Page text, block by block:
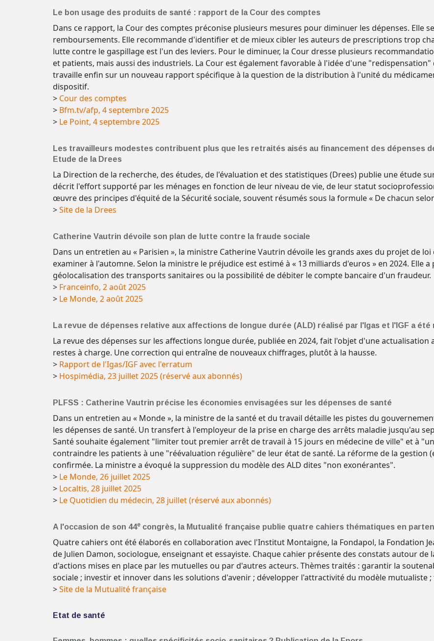
Le bon usage des produits de santé : rapport de la Cour des comptes
Dans ce rapport, la Cour des comptes préconise plusieurs mesures pour diminuer les dépenses. Elle
remboursements. Elle recommande d'identifier et de mieux cibler les auteurs de prescriptions trop
lutte contre le gaspillage est l'un des leviers. Pour le diminuer, la Cour dresse plusieurs
et patients, mais aussi des industriels. La Cour est également favorable à l'idée d'une
travaille enfin sur un nouveau rapport spécifique à la question de la distribution à l'unité du
dispositif.
> Cour des comptes
> Bfm.tv/afp, 4 septembre 2025
> Le Point, 4 septembre 2025
Les travailleurs modestes contribuent plus que les retraités aisés au financement des dépenses
Etude de la Drees
La Direction de la recherche, des études, de l'évaluation et des statistiques (Drees) publie une étude
décrit l'effort supporté par les ménages en fonction de leur niveau de vie, de leur statut
œuvre des principes d'équité de la Sécurité sociale, souvent résumés sous la formule « De chacun
>Site de la Drees
Catherine Vautrin dévoile son plan de lutte contre la fraude sociale
Dans un entretien au « Parisien », la ministre Catherine Vautrin dévoile les grands axes du projet de
examiner à l'automne. Selon la ministre le préjudice est estimé à « 13 milliards d'euros » en 2024. Elle
géolocalisation des transports sanitaires ou la possibilité de débiter le compte bancaire d'un fraudeur.
> Franceinfo, 2 août 2025
> Le Monde, 2 août 2025
La revue de dépenses relative aux affections de longue durée (ALD) réalisé par l'Igas et l'IGF a été
La revue des dépenses sur les affections longue durée, publiée en 2024, fait l'objet d'une actualisation
restes à charge. Une correction qui entraîne de nouveaux chiffrages, plutôt à la hausse.
> Rapport de l'Igas/IGF avec l'erratum
> Hospimédia, 23 juillet 2025 (réservé aux abonnés)
PLFSS : Catherine Vautrin précise les économies envisagées sur les dépenses de santé
Dans un entretien au « Monde », la ministre de la santé et du travail détaille les pistes du
les dépenses de santé. Un transfert à l'employeur de la prise en charge des arrêts maladie jusqu'au
Santé souhaite également "limiter tout premier arrêt de travail à 15 jours en médecine de ville" et à
contraindre les patients à une "réévaluation régulière" de leur état de santé. La réforme de la gestion
confirmée. La ministre a évoqué la suppression du modèle des ALD dites "non exonérantes".
> Le Monde, 26 juillet 2025
> Localtis, 28 juillet 2025
> Le Quotidien du médecin, 28 juillet (réservé aux abonnés)
A l'occasion de son 44e congrès, la Mutualité française publie quatre cahiers thématiques en
Quatre cahiers ont été élaborés en collaboration avec l'Institut Montaigne, la Fondapol, la Fondation
de Julien Damon, sociologue, enseignant et essayiste. Chaque cahier présente des constats autour
d'actions mises en place par les mutuelles ou par d'autres acteurs. Thèmes traités : garantir la
sociale ; investir et innover dans les solutions d'avenir ; développer l'attractivité du modèle mutualiste
>Site de la Mutualité française
Etat de santé